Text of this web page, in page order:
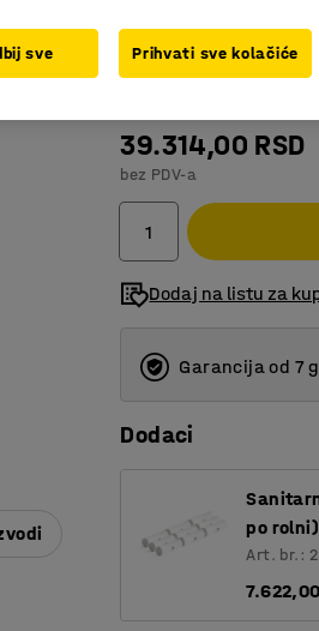
Pogodno za
Boja:Maslina
39.314,00 RSD
bez PDV-a
Dodaj na listu za
Garancija od 7
Dodaci
po
Art. br.:
sve Prihvati sve kolačiće